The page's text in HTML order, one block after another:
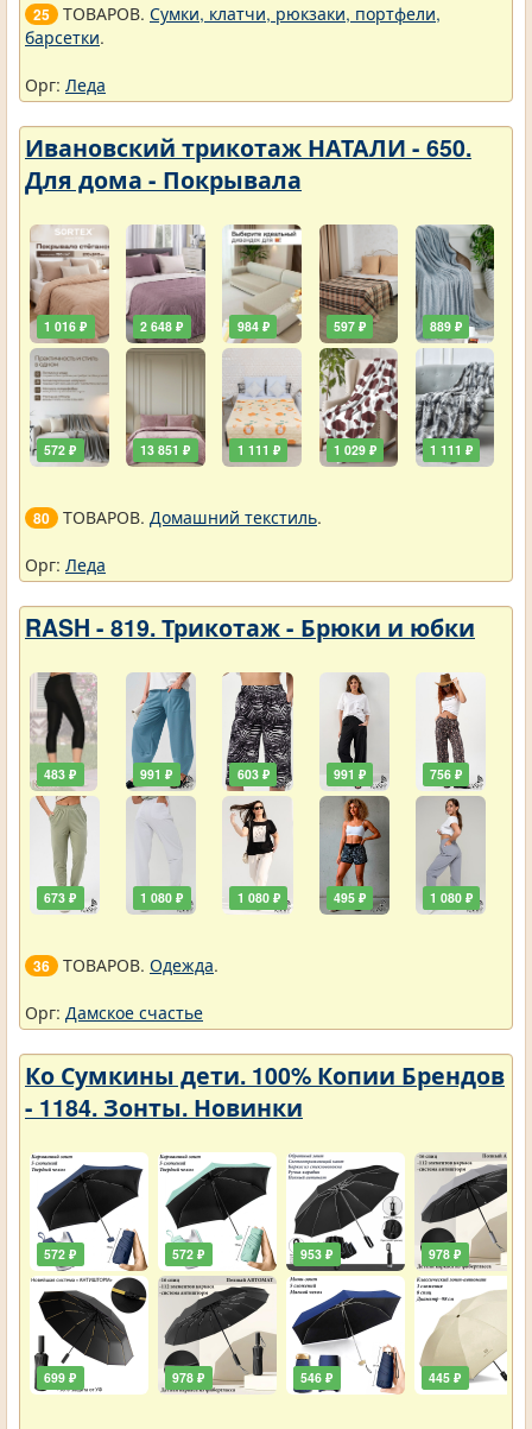
25 ТОВАРОВ. Сумки, клатчи, рюкзаки, портфели,
барсетки.
Орг: Леда
Ивановский трикотаж НАТАЛИ - 650.
Для дома - Покрывала
1 016 ₽
572 ₽
2 648 ₽
13 851 ₽
984 ₽
1 111 ₽
597 ₽
1 029 ₽
889 ₽
1 111 ₽
80 ТОВАРОВ. Домашний текстиль.
Орг: Леда
RASH - 819. Трикотаж - Брюки и юбки
483 ₽
673 ₽
991 ₽
1 080 ₽
603 ₽
1 080 ₽
991 ₽
495 ₽
756 ₽
1 080 ₽
36 ТОВАРОВ. Одежда.
Орг: Дамское счастье
Ко Сумкины дети. 100% Копии Брендов
- 1184. Зонты. Новинки
572 ₽
699 ₽
572 ₽
978 ₽
953 ₽
546 ₽
978 ₽
445 ₽